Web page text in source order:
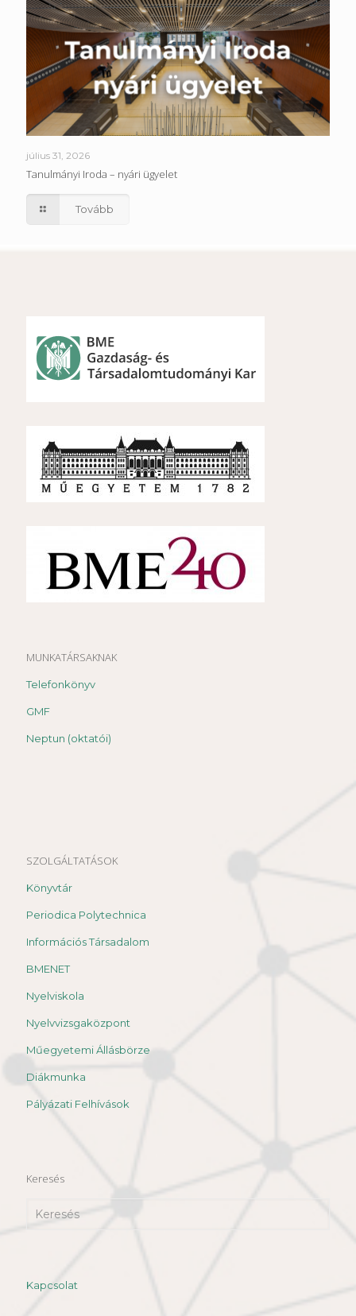
július 31, 2026
Tanulmányi Iroda – nyári ügyelet
Tovább
MUNKATÁRSAKNAK
Telefonkönyv
GMF
Neptun (oktatói)
SZOLGÁLTATÁSOK
Könyvtár
Periodica Polytechnica
Információs Társadalom
BMENET
Nyelviskola
Nyelvvizsgaközpont
Műegyetemi Állásbörze
Diákmunka
Pályázati Felhívások
Keresés
Kapcsolat